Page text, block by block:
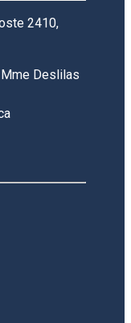
2410,
Mme Deslilas